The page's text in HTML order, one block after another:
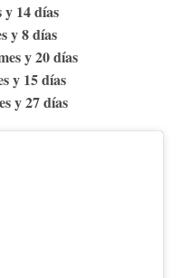
y 14 días
y 8 días
y 20 días
y 15 días
y 27 días